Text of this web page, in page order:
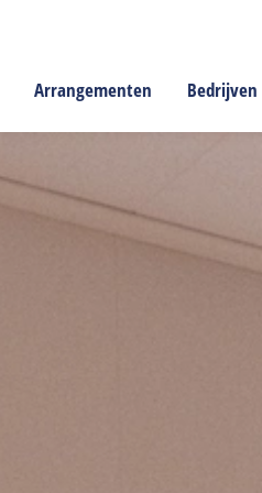
Arrangementen Bedrijven